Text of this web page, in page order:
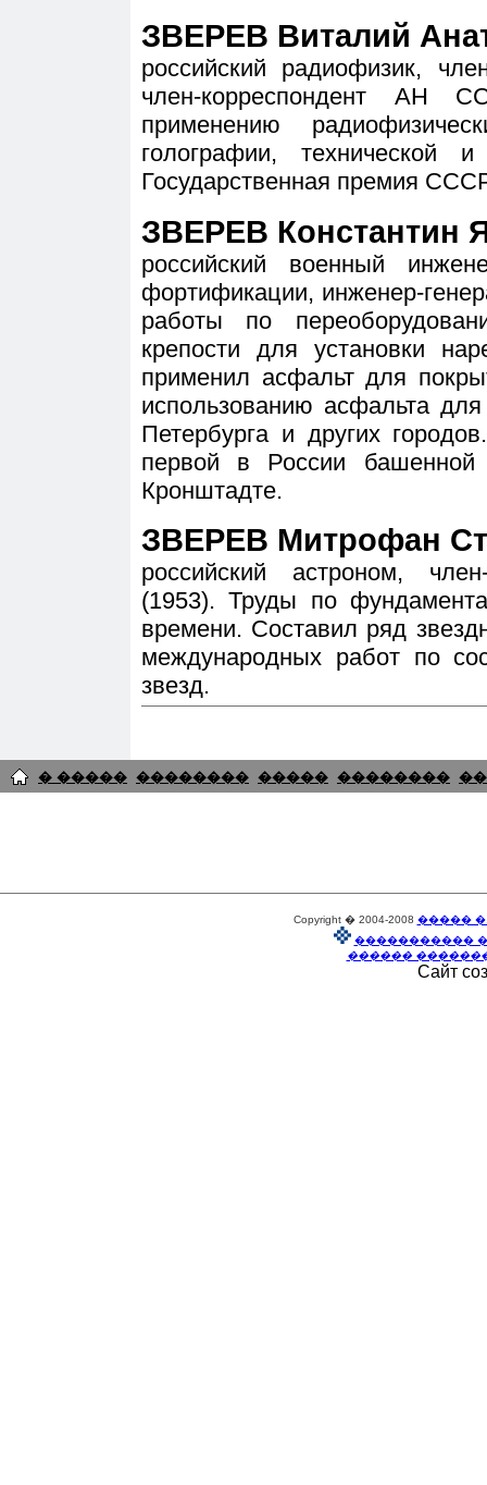
ЗВЕРЕВ Виталий
российский радиофизик,
член-корреспондент
применению
голографии, технической
Государственная премия
ЗВЕРЕВ Константин
российский военный
фортификации, инженер-
работы по
крепости для установки
применил асфальт для
использованию асфальта
Петербурга и других
первой в России башенной
Кронштадте.
ЗВЕРЕВ Митрофан
российский астроном,
(1953). Труды по
времени. Составил ряд
международных работ по
звезд.
� ����� �������� ����� ��������
Copyright � 2004-2008 �����
�����������
������
Сайт